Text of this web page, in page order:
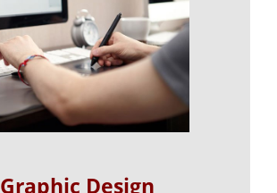
Graphic Design